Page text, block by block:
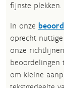
fijnste plekken.
In onze
oprecht
onze
beoordelingen
om kleine